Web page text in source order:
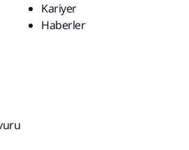
Kariyer
Haberler